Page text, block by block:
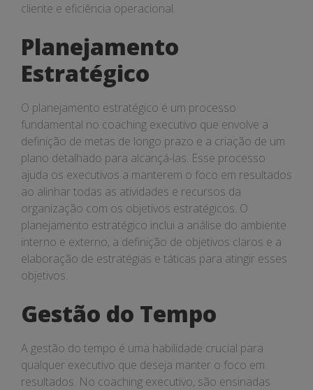
cliente e eficiência operacional.
Planejamento
Estratégico
O planejamento estratégico é um processo
fundamental no coaching executivo que envolve a
definição de metas de longo prazo e a criação de um
plano detalhado para alcançá-las. Esse processo
ajuda os executivos a manterem o foco em resultados
ao alinhar todas as atividades e recursos da
organização com os objetivos estratégicos. O
planejamento estratégico inclui a análise do ambiente
interno e externo, a definição de objetivos claros e a
elaboração de estratégias e táticas para atingir esses
objetivos.
Gestão do Tempo
A gestão do tempo é uma habilidade crucial para
qualquer executivo que deseja manter o foco em
resultados. No coaching executivo, são ensinadas